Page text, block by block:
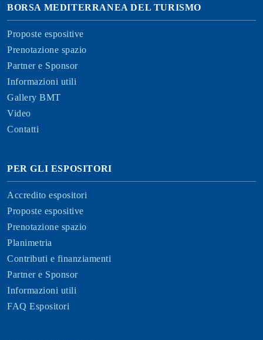
BORSA MEDITERRANEA DEL TURISMO
Proposte espositive
Prenotazione spazio
Partner e Sponsor
Informazioni utili
Gallery BMT
Video
Contatti
PER GLI ESPOSITORI
Accredito espositori
Proposte espositive
Prenotazione spazio
Planimetria
Contributi e finanziamenti
Partner e Sponsor
Informazioni utili
FAQ Espositori